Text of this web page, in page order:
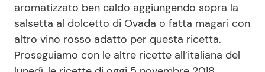
aromatizzato ben caldo aggiungendo sopra la
salsetta al dolcetto di Ovada o fatta magari con
altro vino rosso adatto per questa ricetta.
Proseguiamo con le altre ricette all’italiana del